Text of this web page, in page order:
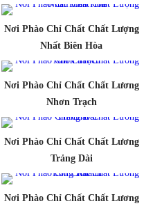
Nơi Phào Chỉ Chất Chất Lượng
Nhất Biên Hòa
Nơi Phào Chỉ Chất Chất Lương
Nhơn Trạch
Nơi Phào Chỉ Chất Chất Lương
Trảng Dài
Nơi Phào Chỉ Chất Chất Lương